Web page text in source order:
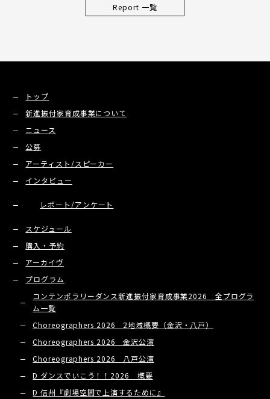
Report 一覧
トップ
新進振付家育成事業について
ニュース
公募
アーティスト/スピーカー
インタビュー
レポート/アンケート
スケジュール
購入・予約
アーカイヴ
プログラム
コンテンポラリーダンス新進振付家育成事業2026 全プログラ
ム一覧
Choreographers 2026 2地域概要（金沢・八戸）
Choreographers 2026 金沢公演
Choreographers 2026 八戸公演
D ダンスでいこう！！2026 概要
D 信州『劇場空間で上演するために』